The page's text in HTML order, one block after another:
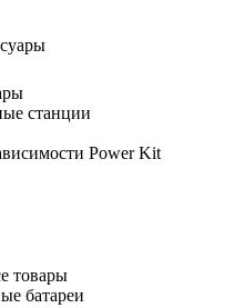
станции
Power Kit
товары
батареи